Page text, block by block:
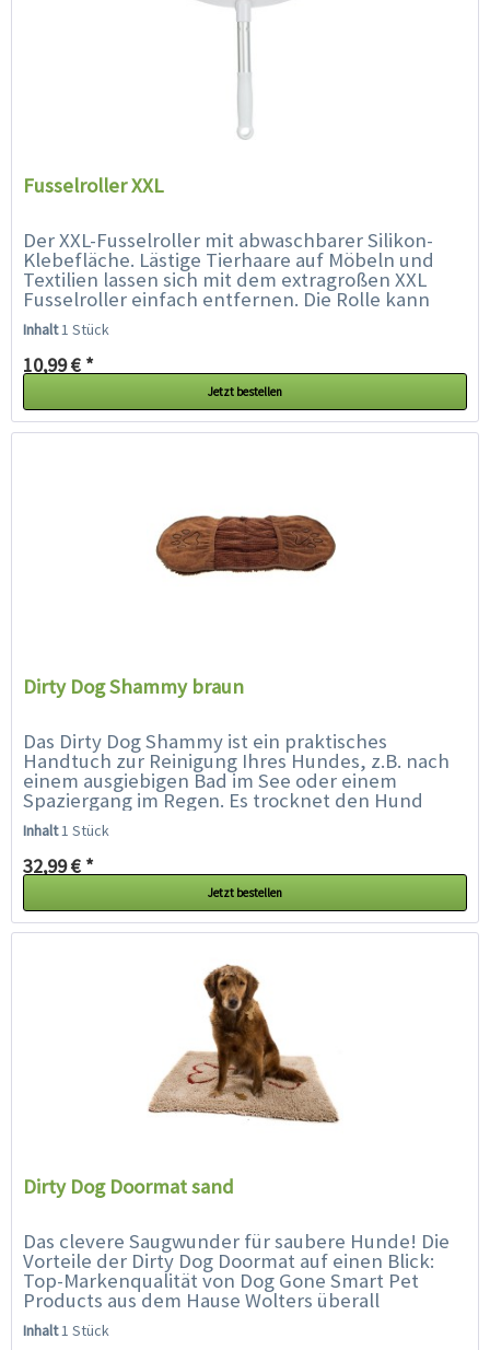
Fusselroller XXL
Der XXL-Fusselroller mit abwaschbarer Silikon-
Klebefläche. Lästige Tierhaare auf Möbeln und
Textilien lassen sich mit dem extragroßen XXL
Fusselroller einfach entfernen. Die Rolle kann
nach dem Gebrauch mit...
Inhalt1 Stück
10,99 € *
Jetzt bestellen
Dirty Dog Shammy braun
Das Dirty Dog Shammy ist ein praktisches
Handtuch zur Reinigung Ihres Hundes, z.B. nach
einem ausgiebigen Bad im See oder einem
Spaziergang im Regen. Es trocknet den Hund
deutlich schneller als ein normales Handtuch, da
es aus...
Inhalt1 Stück
32,99 € *
Jetzt bestellen
Dirty Dog Doormat sand
Das clevere Saugwunder für saubere Hunde! Die
Vorteile der Dirty Dog Doormat auf einen Blick:
Top-Markenqualität von Dog Gone Smart Pet
Products aus dem Hause Wolters überall
einsetztbar: als Fußmatte...
Inhalt1 Stück